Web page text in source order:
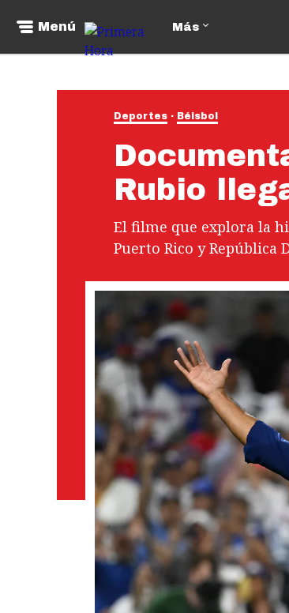
Menú Más
Deportes Béisbol
Rubio
El filme que explora la
Puerto Rico y República